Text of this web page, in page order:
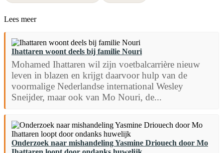
Lees meer
Ihattaren woont deels bij familie Nouri
Mohamed Ihattaren wil zijn voetbalcarrière nieuw
leven in blazen en krijgt daarvoor hulp van de
voormalige Nederlandse international Wesley
Sneijder, maar ook van Mo Nouri, de...
Onderzoek naar mishandeling Yasmine Driouech door Mo